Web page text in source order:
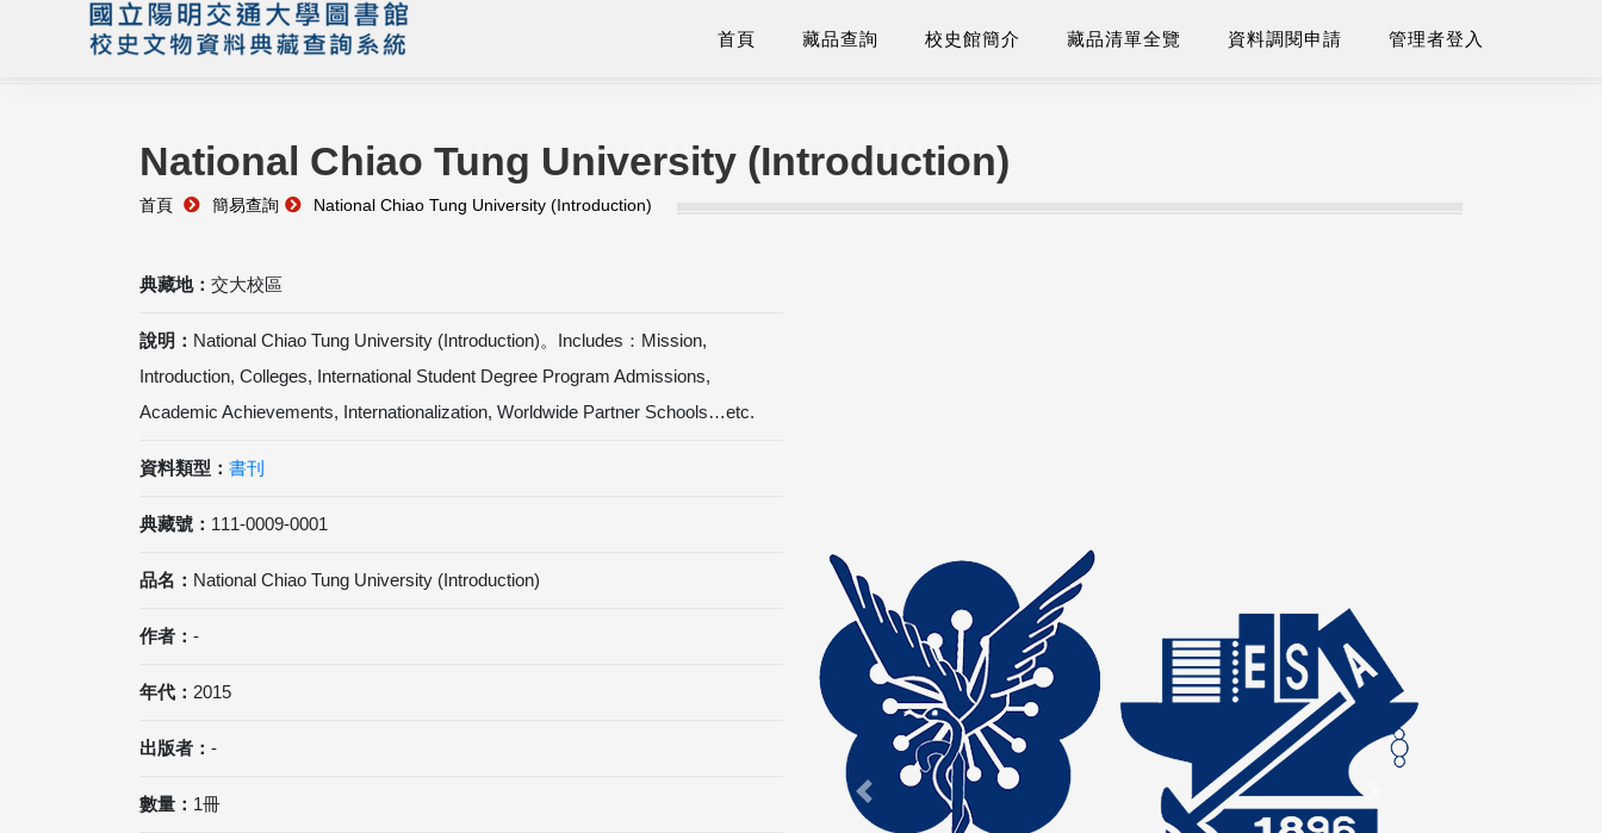
首頁 藏品查詢 校史館簡介 藏品清單全覽 資料調閱申請 管理者登入
National Chiao Tung University (Introduction)
首頁 簡易查詢 National Chiao Tung University (Introduction)
典藏地： 交大校區
說明： National Chiao Tung University (Introduction)。Includes：Mission,
Introduction, Colleges, International Student Degree Program Admissions,
Academic Achievements, Internationalization, Worldwide Partner Schools…etc.
資料類型： 書刊
典藏號： 111-0009-0001
品名： National Chiao Tung University (Introduction)
作者： -
年代： 2015
出版者： -
數量： 1冊 Previous